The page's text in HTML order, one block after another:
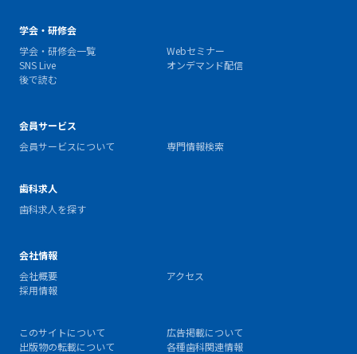
学会・研修会
学会・研修会一覧
Webセミナー
SNS Live
オンデマンド配信
後で読む
会員サービス
会員サービスについて
専門情報検索
歯科求人
歯科求人を探す
会社情報
会社概要
アクセス
採用情報
このサイトについて
広告掲載について
出版物の転載について
各種歯科関連情報